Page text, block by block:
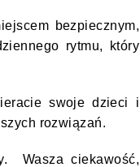
bezpiecznym,
rytmu, który
swoje dzieci i
rozwiązań.
Wasza ciekawość,